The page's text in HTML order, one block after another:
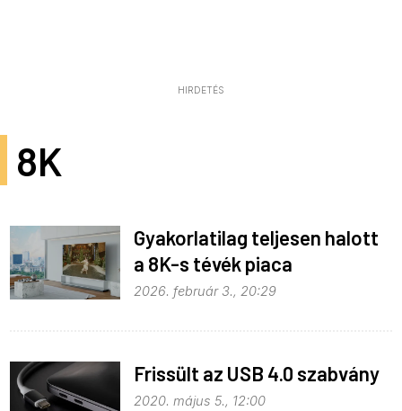
HIRDETÉS
8K
Gyakorlatilag teljesen halott
a 8K-s tévék piaca
2026. február 3., 20:29
Frissült az USB 4.0 szabvány
2020. május 5., 12:00